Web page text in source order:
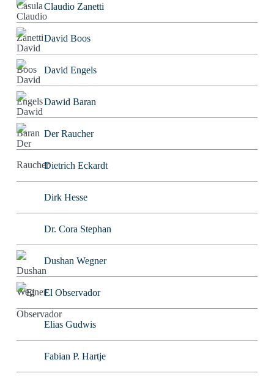
Claudio Zanetti
David Boos
David Engels
Dawid Baran
Der Raucher
Dietrich Eckardt
Dirk Hesse
Dr. Cora Stephan
Dushan Wegner
El Observador
Elias Gudwis
Fabian P. Hartje